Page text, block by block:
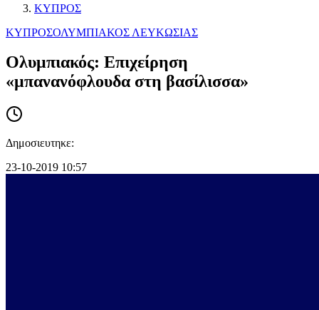
ΚΥΠΡΟΣ
ΚΥΠΡΟΣΟΛΥΜΠΙΑΚΟΣ ΛΕΥΚΩΣΙΑΣ
Ολυμπιακός: Eπιχείρηση
«μπανανόφλουδα στη βασίλισσα»
Δημοσιευτηκε:
23-10-2019 10:57